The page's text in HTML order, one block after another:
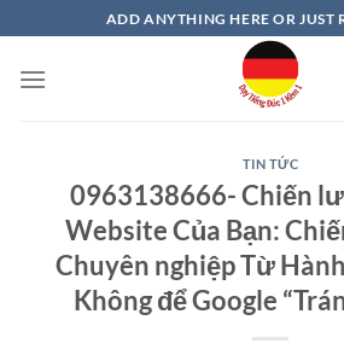
qua
nội
ADD ANYTHING HERE OR JUST
TIN TỨC
0963138666- Chiến
Website Của Bạn:
Chuyên nghiệp Từ
Không để Google